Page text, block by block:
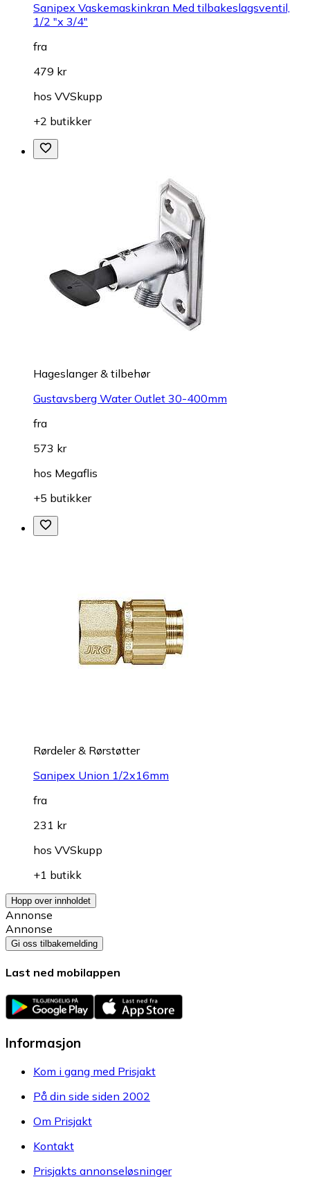
Sanipex Vaskemaskinkran Med tilbakeslagsventil,
1/2 "x 3/4"
fra
479 kr
hos VVSkupp
+2 butikker
Hageslanger & tilbehør
Gustavsberg Water Outlet 30-400mm
fra
573 kr
hos Megaflis
+5 butikker
Rørdeler & Rørstøtter
Sanipex Union 1/2x16mm
fra
231 kr
hos VVSkupp
+1 butikk
Hopp over innholdet
Annonse
Annonse
Gi oss tilbakemelding
Last ned mobilappen
Informasjon
Kom i gang med Prisjakt
På din side siden 2002
Om Prisjakt
Kontakt
Prisjakts annonseløsninger